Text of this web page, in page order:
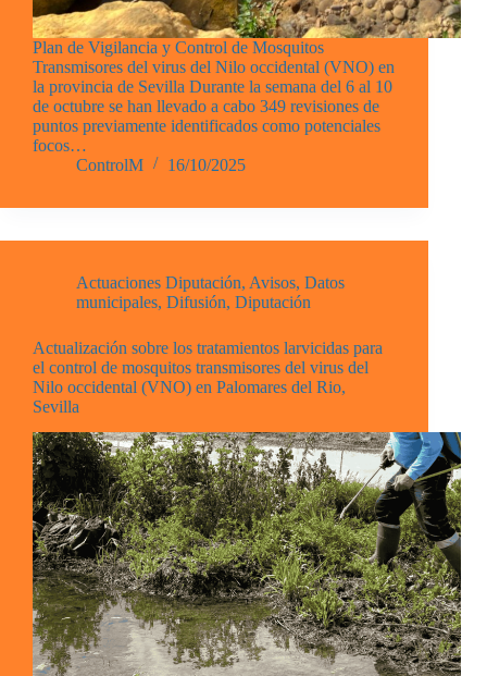
Plan de Vigilancia y Control de Mosquitos
Transmisores del virus del Nilo occidental (VNO) en
la provincia de Sevilla Durante la semana del 6 al 10
de octubre se han llevado a cabo 349 revisiones de
puntos previamente identificados como potenciales
focos…
ControlM
16/10/2025
Actuaciones Diputación, Avisos, Datos
municipales, Difusión, Diputación
Actualización sobre los tratamientos larvicidas para
el control de mosquitos transmisores del virus del
Nilo occidental (VNO) en Palomares del Rio,
Sevilla